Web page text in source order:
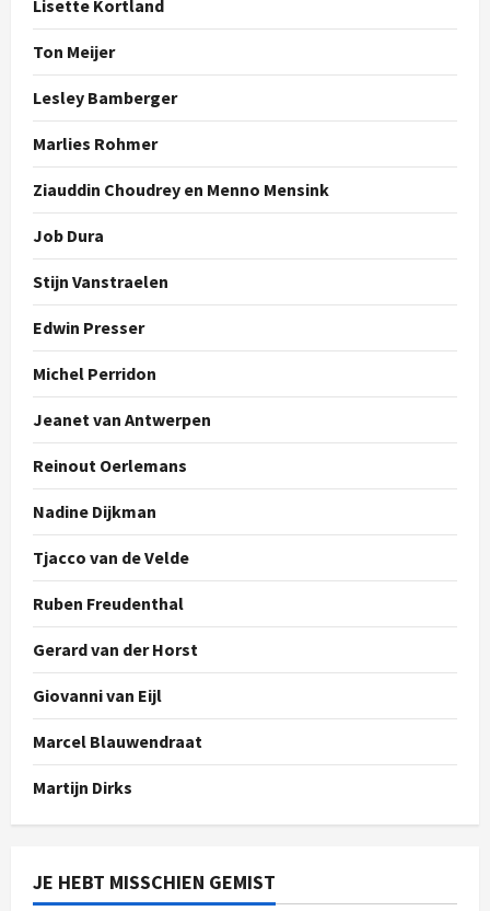
Lisette Kortland
Ton Meijer
Lesley Bamberger
Marlies Rohmer
Ziauddin Choudrey en Menno Mensink
Job Dura
Stijn Vanstraelen
Edwin Presser
Michel Perridon
Jeanet van Antwerpen
Reinout Oerlemans
Nadine Dijkman
Tjacco van de Velde
Ruben Freudenthal
Gerard van der Horst
Giovanni van Eijl
Marcel Blauwendraat
Martijn Dirks
JE HEBT MISSCHIEN GEMIST